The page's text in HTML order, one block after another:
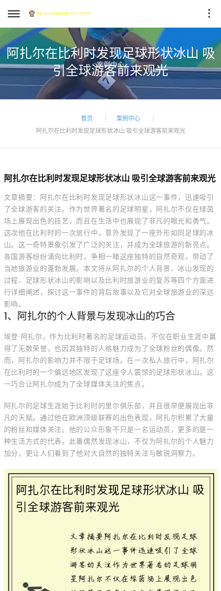
阿扎尔在比利时发现足球形状冰山 吸
引全球游客前来观光
首页
案例中心
阿扎尔在比利时发现足球形状冰山 吸引全球游客前来观光
阿扎尔在比利时发现足球形状冰山 吸引全球游客前来观光
文章摘要：阿扎尔在比利时发现足球形状冰山这一事件，迅速吸引
了全球游客的关注。作为世界著名的足球明星，阿扎尔不仅在绿茵
场上展现出色的技艺，而且在生活中也展现了非凡的眼光和勇气。
这次他在比利时的一次旅行中，意外发现了一座外形如同足球的冰
山。这一奇特景象引发了广泛的关注，并成为全球旅游的新亮点。
各国游客纷纷涌向比利时，争相一睹这座独特的自然奇观，带动了
当地旅游业的蓬勃发展。本文将从阿扎尔的个人背景、冰山发现的
过程、足球形状冰山的影响以及比利时旅游业的复苏等四个方面进
行详细阐述，探讨这一事件的背后故事以及它对全球旅游业的深远
影响。
1、阿扎尔的个人背景与发现冰山的巧合
埃登·阿扎尔，作为比利时著名的足球运动员，不仅在职业生涯中赢
得了无数荣誉，也因其独特的人格魅力成为了全球粉丝的偶像。然
而，阿扎尔的影响力并不限于足球场。在一次私人旅行中，阿扎尔
在比利时的一个偏远地区发现了这座令人震惊的足球形状冰山。这
一巧合让阿扎尔成为了全球媒体关注的焦点。
阿扎尔的足球生涯始于比利时的里尔俱乐部，并且很早便展现出非
凡的天赋。通过他在欧洲顶级联赛的出色表现，阿扎尔积累了大量
的粉丝和媒体关注。他的公众形象不只是一名运动员，更多的是一
种生活方式的代表。此番偶然发现冰山，不仅为阿扎尔的个人魅力
加分，更让人们看到了他对大自然的独特关注与敏锐洞察力。